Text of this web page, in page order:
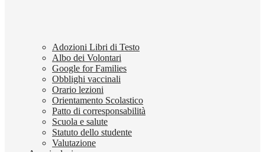
Adozioni Libri di Testo
Albo dei Volontari
Google for Families
Obblighi vaccinali
Orario lezioni
Orientamento Scolastico
Patto di corresponsabilità
Scuola e salute
Statuto dello studente
Valutazione